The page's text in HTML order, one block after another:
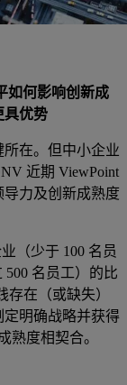
如何影响创新成
优势
在。但中小企业
近期 ViewPoint
力及创新成熟度
（少于 100 名员
500 名员工）的比
在（或缺失）
明确战略并获得
度相契合。